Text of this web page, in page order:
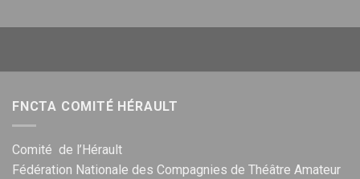
FNCTA COMITÉ HÉRAULT
Comité de l’Hérault
Fédération Nationale des Compagnies de Théâtre Amateur